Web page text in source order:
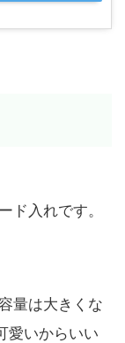
ド入れです。
量は大きくな
愛いからいい